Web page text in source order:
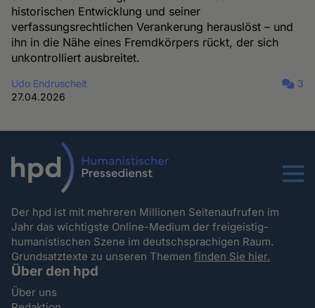
historischen Entwicklung und seiner
verfassungsrechtlichen Verankerung herauslöst – und
ihn in die Nähe eines Fremdkörpers rückt, der sich
unkontrolliert ausbreitet.
Udo Endruscheit
27.04.2026
3
Menu
Der hpd ist mit mehreren Millionen Seitenaufrufen im
Jahr das wichtigste Online-Medium der freigeistig-
humanistischen Szene im deutschsprachigen Raum.
Grundsatztexte zu unseren Themenfinden Sie hier.
Über den hpd
Über uns